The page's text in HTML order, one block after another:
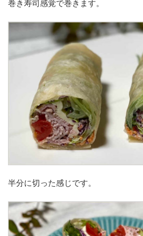
巻き寿司感覚で巻きます。
半分に切った感じです。